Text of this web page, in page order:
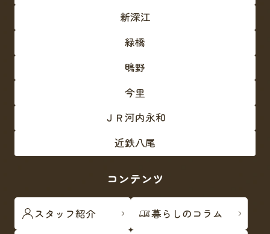
新深江
緑橋
鴫野
今里
ＪＲ河内永和
近鉄八尾
コンテンツ
スタッフ紹介 暮らしのコラム